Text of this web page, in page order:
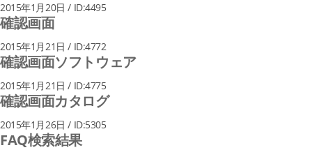
2015年1月20日 / ID:4495
確認画面
2015年1月21日 / ID:4772
確認画面ソフトウェア
2015年1月21日 / ID:4775
確認画面カタログ
2015年1月26日 / ID:5305
FAQ検索結果